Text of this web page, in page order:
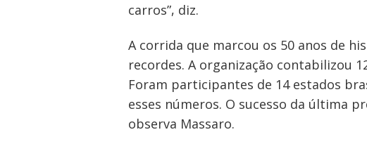
carros”, diz.
A corrida que marcou os 50 anos de
recordes. A organização contabilizou
Foram participantes de 14 estados
esses números. O sucesso da última
observa Massaro.